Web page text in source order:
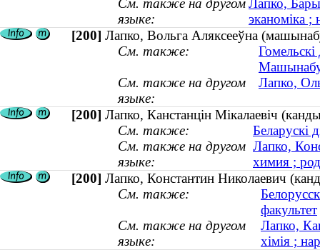
См. также на другом
языке:
Лапко,
эканоміка ;
[200] Лапко, Вольга Аляксееўна
См. также:
См. также на другом
языке:
Лапко,
[200] Лапко, Канстанцiн Мiкалаевiч
См. также:
Беларускі
См. также на другом
языке:
Лапко,
химия ;
[200] Лапко, Константин Николаевич
См. также:
факультет
См. также на другом
языке:
Лапко,
хімія ;